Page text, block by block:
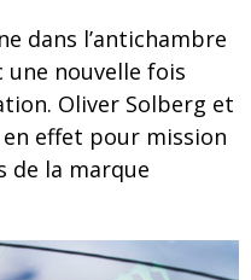
dans l’antichambre
une nouvelle fois
Oliver Solberg et
effet pour mission
de la marque